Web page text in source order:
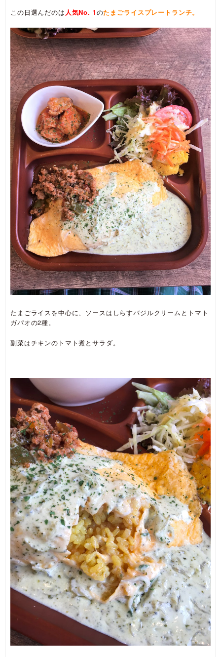
この日選んだのは人気No. 1のたまごライスプレートランチ。
たまごライスを中心に、ソースはしらすバジルクリームとトマト
ガパオの2種。
副菜はチキンのトマト煮とサラダ。